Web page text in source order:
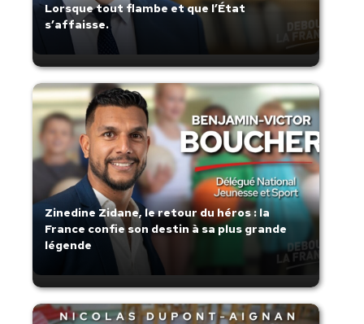
Lorsque tout flambe et que l’État
s’affaisse.
Zinedine Zidane, le retour du héros : la
France confie son destin à sa plus grande
légende